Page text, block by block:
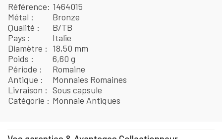
Référence 1464015
Métal
Bronze
Qualité
B/TB
Pays
Italie
Diamètre
18,50 mm
Poids
6,60 g
Période
Romaine
Antique
Monnaies Romaines
Livraison
Sous capsule
Catégorie
Monnaie Antiques